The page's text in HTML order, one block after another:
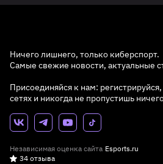
Ничего лишнего, только киберспорт.
Самые свежие новости, актуальные
Присоединяйся к нам:
сетях и никогда не пропустишь
Независимая оценка сайта Esports.ru
34 отзыва